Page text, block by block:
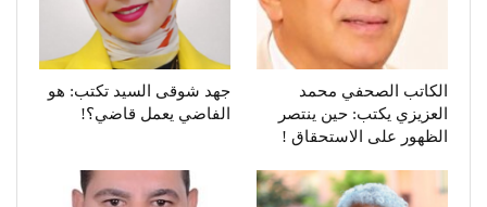
الكاتب الصحفي محمد
العزيزي يكتب: حين ينتصر
الظهور على الاستحقاق !
جهد شوقى السيد تكتب: هو
الفاضي يعمل قاضي؟!